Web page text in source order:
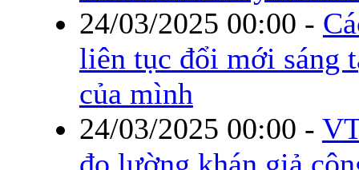
24/03/2025 00:00 -
liên tục đổi mới sáng
của mình
24/03/2025 00:00 -
đo lường khán giả